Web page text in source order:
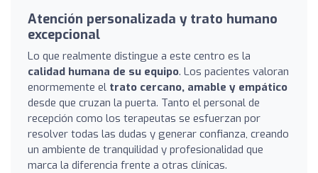
Atención personalizada y trato humano
excepcional
Lo que realmente distingue a este centro es la
calidad humana de su equipo. Los pacientes valoran
enormemente el trato cercano, amable y empático
desde que cruzan la puerta. Tanto el personal de
recepción como los terapeutas se esfuerzan por
resolver todas las dudas y generar confianza, creando
un ambiente de tranquilidad y profesionalidad que
marca la diferencia frente a otras clínicas.